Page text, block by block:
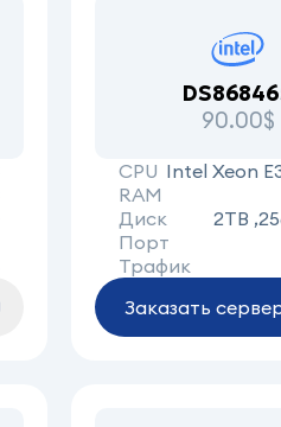
90.00$
CPU Intel Xeon
RAM
Диск
2TB
Порт
Трафик
Заказать